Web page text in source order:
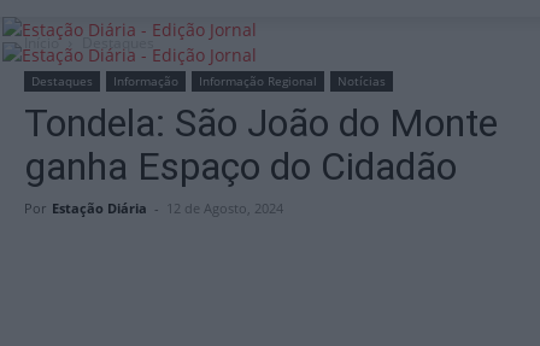
Início Destaques
Destaques Informação Informação Regional Notícias
Tondela: São João do Monte
ganha Espaço do Cidadão
Por Estação Diária - 12 de Agosto, 2024